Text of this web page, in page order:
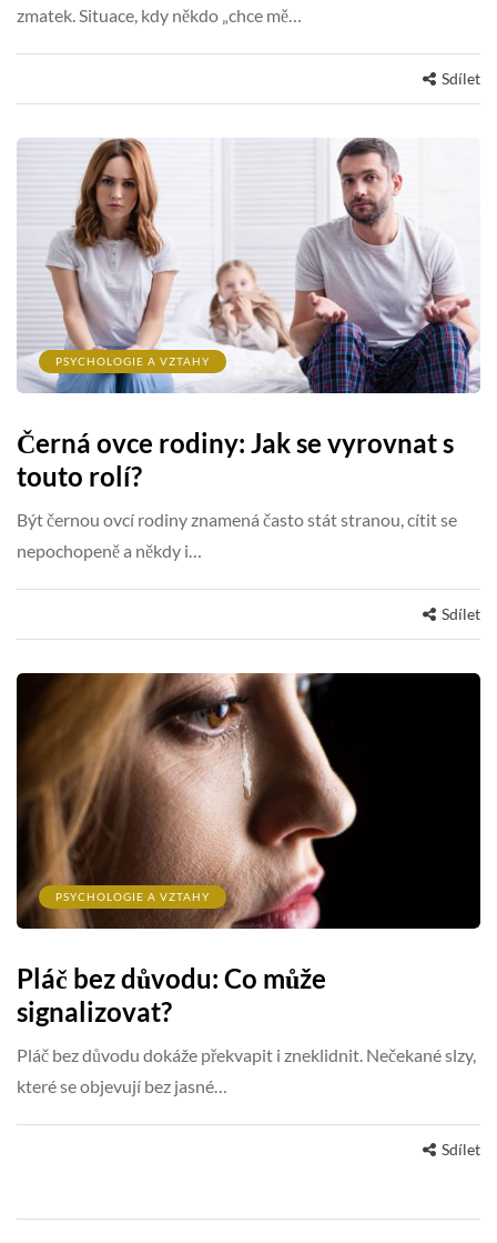
zmatek. Situace, kdy někdo „chce mě…
Sdílet
PSYCHOLOGIE A VZTAHY
Černá ovce rodiny: Jak se vyrovnat s
touto rolí?
Být černou ovcí rodiny znamená často stát stranou, cítit se
nepochopeně a někdy i…
Sdílet
PSYCHOLOGIE A VZTAHY
Pláč bez důvodu: Co může
signalizovat?
Pláč bez důvodu dokáže překvapit i zneklidnit. Nečekané slzy,
které se objevují bez jasné…
Sdílet